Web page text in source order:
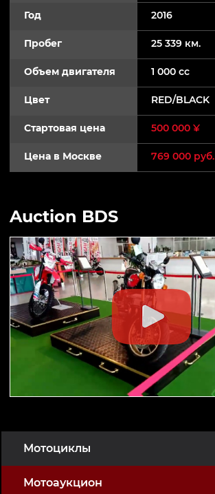
Мотоциклы
Мотоаукцион
Год 2016
Пробег 25 339 км.
Объем двигателя 1 000 cc
Цвет RED/BLACK
Стартовая цена 500 000 ¥
Цена в Москве 769 000 руб.
Auction BDS